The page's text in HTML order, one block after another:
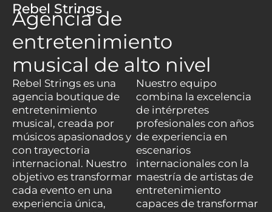
Rebel Strings
Agencia de
entretenimiento
musical de alto nivel
Rebel Strings es una
agencia boutique de
entretenimiento
musical, creada por
músicos apasionados y
con trayectoria
internacional. Nuestro
objetivo es transformar
cada evento en una
experiencia única,
Nuestro equipo
combina la excelencia
de intérpretes
profesionales con años
de experiencia en
escenarios
internacionales con la
maestría de artistas de
entretenimiento
capaces de transformar